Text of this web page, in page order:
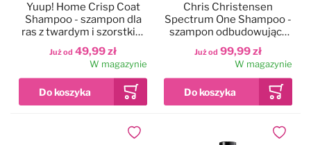
Już od 49,99 zł
Yuup! Home Crisp Coat
Shampoo - szampon dla
ras z twardym i szorstkim
włosem, dla psa i kota
W magazynie
Już od 99,99 zł
Chris Christensen
Spectrum One Shampoo -
szampon odbudowujący
dla psa i kota ze sztywnym
i szorstkim włosem,
koncentrat 1:8W magazynie
Dodaj do ulubionych Dodaj